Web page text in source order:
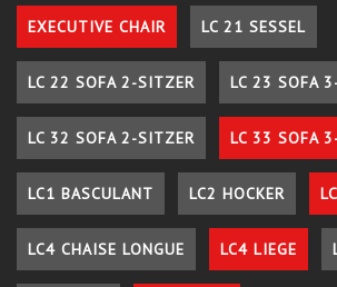
EXECUTIVE CHAIR LC 21 SESSEL
LC 22 SOFA 2-SITZER LC 23 SOFA
LC 32 SOFA 2-SITZER LC 33 SOFA
LC1 BASCULANT LC2 HOCKER
LC4 CHAISE LONGUE LC4 LIEGE